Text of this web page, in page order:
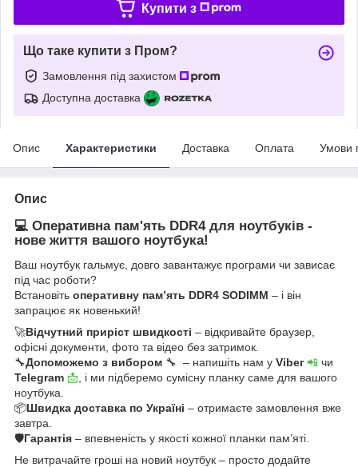
Купити з
Що таке купити з Пром?
Замовлення під захистом
Доступна доставка
Опис Характеристики Доставка Оплата Умови
Опис
💻 Оперативна пам'ять DDR4 для ноутбуків -
нове життя вашого ноутбука!
Ваш ноутбук гальмує, довго завантажує програми чи зависає
під час роботи?
Встановіть оперативну пам’ять DDR4 SODIMM – і він
запрацює як новенький!
🚀Відчутний приріст швидкості – відкривайте браузер,
офісні документи, фото та відео без затримок.
🔧Допоможемо з вибором 🔧 – напишіть нам у Viber📲 чи
Telegram 📩 , і ми підберемо сумісну планку саме для вашого
ноутбука.
📦Швидка доставка по Україні – отримаєте замовлення вже
завтра.
🛡Гарантія – впевненість у якості кожної планки пам’яті.
Не витрачайте гроші на новий ноутбук – просто додайте